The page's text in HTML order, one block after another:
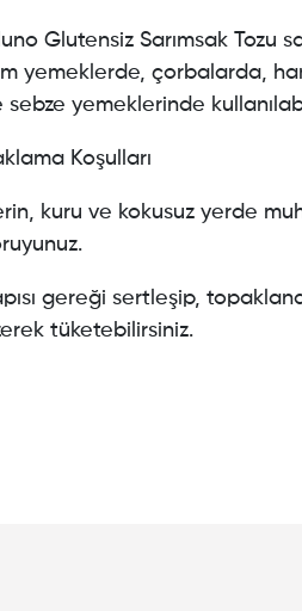
Glutensiz Sarımsak Tozu
yemeklerde, çorbalarda,
sebze yemeklerinde
Koşulları
kuru ve kokusuz yerde
gereği sertleşip,
tüketebilirsiniz.